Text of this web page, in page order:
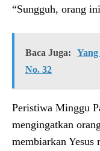
“Sungguh, orang
Baca Juga:
No. 32
Peristiwa Minggu
mengingatkan
membiarkan Yesus